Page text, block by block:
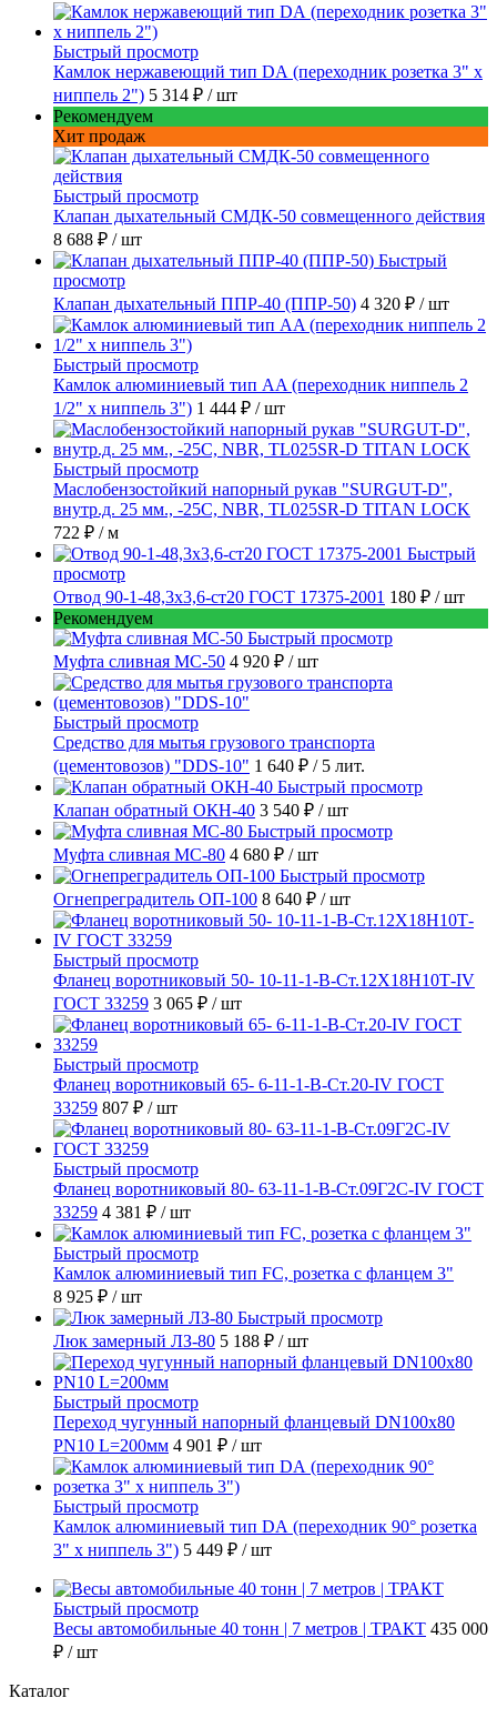
Быстрый просмотр
Камлок нержавеющий тип DА (переходник розетка 3" х
ниппель 2") 5 314 ₽ / шт
Рекомендуем
Хит продаж
Быстрый просмотр
Клапан дыхательный СМДК-50 совмещенного действия
8 688 ₽ / шт
Быстрый
просмотр
Клапан дыхательный ППР-40 (ППР-50) 4 320 ₽ / шт
Быстрый просмотр
Камлок алюминиевый тип AA (переходник ниппель 2
1/2" х ниппель 3") 1 444 ₽ / шт
Быстрый просмотр
Маслобензостойкий напорный рукав "SURGUT-D",
внутр.д. 25 мм., -25C, NBR, TL025SR-D TITAN LOCK
722 ₽ / м
Быстрый
просмотр
Отвод 90-1-48,3х3,6-ст20 ГОСТ 17375-2001 180 ₽ / шт
Рекомендуем
Быстрый просмотр
Муфта сливная МС-50 4 920 ₽ / шт
Быстрый просмотр
Средство для мытья грузового транспорта
(цементовозов) "DDS-10" 1 640 ₽ / 5 лит.
Быстрый просмотр
Клапан обратный ОКН-40 3 540 ₽ / шт
Быстрый просмотр
Муфта сливная МС-80 4 680 ₽ / шт
Быстрый просмотр
Огнепреградитель ОП-100 8 640 ₽ / шт
Быстрый просмотр
Фланец воротниковый 50- 10-11-1-B-Ст.12Х18Н10Т-IV
ГОСТ 33259 3 065 ₽ / шт
Быстрый просмотр
Фланец воротниковый 65- 6-11-1-B-Ст.20-IV ГОСТ
33259 807 ₽ / шт
Быстрый просмотр
Фланец воротниковый 80- 63-11-1-B-Ст.09Г2С-IV ГОСТ
33259 4 381 ₽ / шт
Быстрый просмотр
Камлок алюминиевый тип FC, розетка с фланцем 3"
8 925 ₽ / шт
Быстрый просмотр
Люк замерный ЛЗ-80 5 188 ₽ / шт
Быстрый просмотр
Переход чугунный напорный фланцевый DN100х80
PN10 L=200мм 4 901 ₽ / шт
Быстрый просмотр
Камлок алюминиевый тип DА (переходник 90° розетка
3" х ниппель 3") 5 449 ₽ / шт
Быстрый просмотр
Весы автомобильные 40 тонн | 7 метров | ТРАКТ 435 000
₽ / шт
Каталог